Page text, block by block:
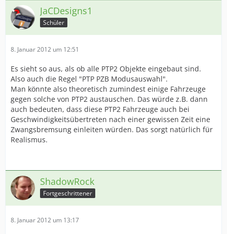
JaCDesigns1
Schüler
8. Januar 2012 um 12:51
Es sieht so aus, als ob alle PTP2 Objekte eingebaut sind.
Also auch die Regel "PTP PZB Modusauswahl".
Man könnte also theoretisch zumindest einige Fahrzeuge
gegen solche von PTP2 austauschen. Das würde z.B. dann
auch bedeuten, dass diese PTP2 Fahrzeuge auch bei
Geschwindigkeitsübertreten nach einer gewissen Zeit eine
Zwangsbremsung einleiten würden. Das sorgt natürlich für
Realismus.
ShadowRock
Fortgeschrittener
8. Januar 2012 um 13:17